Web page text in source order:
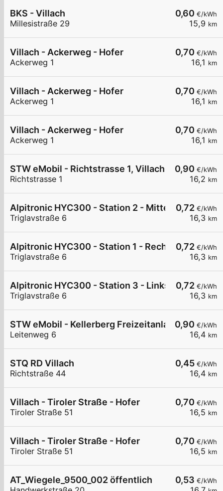
0,60 €/kWh
15,9 km
BKS - Villach
Millesistraße 29
0,70 €/kWh
16,1 km
Villach - Ackerweg - Hofer
Ackerweg 1
0,70 €/kWh
16,1 km
Villach - Ackerweg - Hofer
Ackerweg 1
0,70 €/kWh
16,1 km
Villach - Ackerweg - Hofer
Ackerweg 1
0,90 €/kWh
16,2 km
STW eMobil - Richtstrasse 1, Villach
Richtstrasse 1
0,72 €/kWh
16,3 km
Alpitronic HYC300 - Station 2 - Mitte
Triglavstraße 6
0,72 €/kWh
16,3 km
Alpitronic HYC300 - Station 1 - Rechts
Triglavstraße 6
0,72 €/kWh
16,3 km
Alpitronic HYC300 - Station 3 - Links
Triglavstraße 6
0,90 €/kWh
16,4 km
STW eMobil - Kellerberg Freizeitanlage
Leitenweg 6
0,45 €/kWh
16,4 km
STQ RD Villach
Richtstraße 44
0,70 €/kWh
16,5 km
Villach - Tiroler Straße - Hofer
Tiroler Straße 51
0,70 €/kWh
16,5 km
Villach - Tiroler Straße - Hofer
Tiroler Straße 51
0,53 €/kWh
AT_Wiegele_9500_002 öffentlich